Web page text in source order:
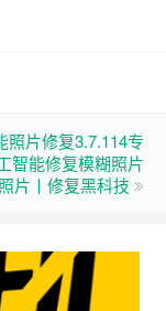
照片修复3.7.114专
智能修复模糊照片
片丨修复黑科技